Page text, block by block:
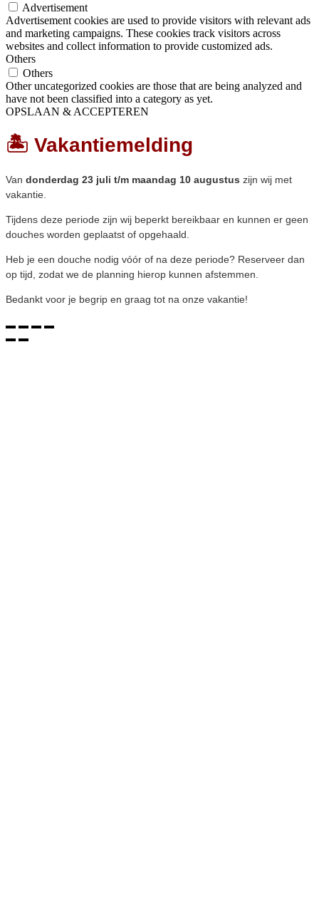
Advertisement
Advertisement cookies are used to provide visitors with relevant ads
and marketing campaigns. These cookies track visitors across
websites and collect information to provide customized ads.
Others
Others
Other uncategorized cookies are those that are being analyzed and
have not been classified into a category as yet.
OPSLAAN & ACCEPTEREN
🏝️ Vakantiemelding
Van donderdag 23 juli t/m maandag 10 augustus zijn wij met
vakantie.
Tijdens deze periode zijn wij beperkt bereikbaar en kunnen er geen
douches worden geplaatst of opgehaald.
Heb je een douche nodig vóór of na deze periode? Reserveer dan
op tijd, zodat we de planning hierop kunnen afstemmen.
Bedankt voor je begrip en graag tot na onze vakantie!